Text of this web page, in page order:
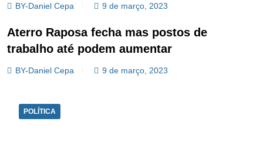
BY-Daniel Cepa 9 de março, 2023
Aterro Raposa fecha mas postos de
trabalho até podem aumentar
BY-Daniel Cepa 9 de março, 2023
POLÍTICA